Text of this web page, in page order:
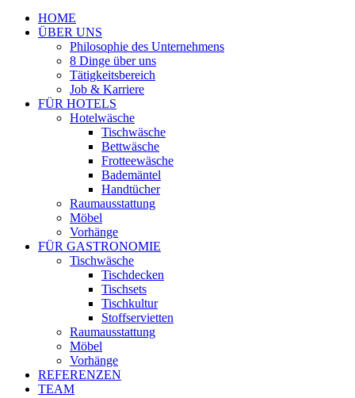
HOME
ÜBER UNS
Philosophie des Unternehmens
8 Dinge über uns
Tätigkeitsbereich
Job & Karriere
FÜR HOTELS
Hotelwäsche
Tischwäsche
Bettwäsche
Frotteewäsche
Bademäntel
Handtücher
Raumausstattung
Möbel
Vorhänge
FÜR GASTRONOMIE
Tischwäsche
Tischdecken
Tischsets
Tischkultur
Stoffservietten
Raumausstattung
Möbel
Vorhänge
REFERENZEN
TEAM